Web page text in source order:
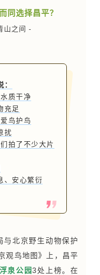
同选择昌平？
山之间 -
：
质干净
充足
鸟护鸟
扰
拍了不少大片
、安心繁衍
与北京野生动物保护
观鸟地图》上，昌平
泉公园3处上榜。在